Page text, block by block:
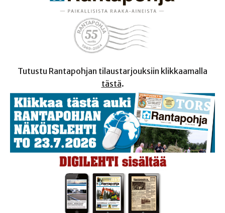
Tutustu Rantapohjan tilaustarjouksiin klikkaamalla
tästä.